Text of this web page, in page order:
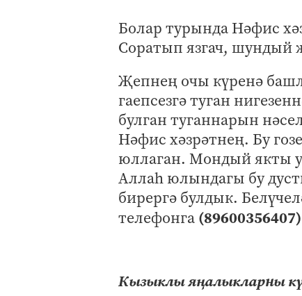
Болар турында Нәфис
Соратып язгач, шундый
Җепнең очы күренә
гаепсезгә туган
булган туганнарын
Нәфис хәзрәтнең. Бу
юллаган. Мондый якты
Аллаһ юлындагы бу
бирергә булдык.
телефонга (89600356407)
Кызыклы яңалыкларны